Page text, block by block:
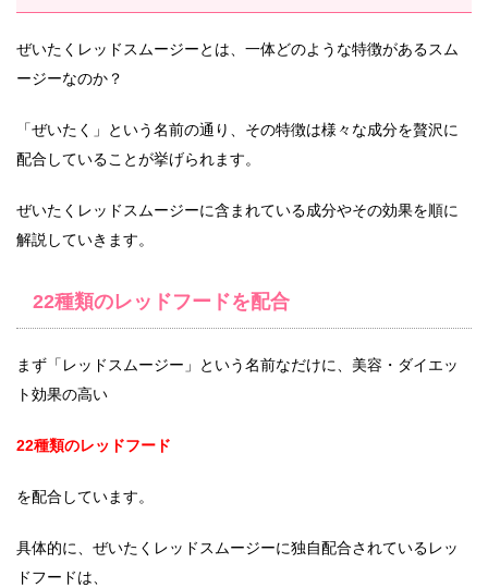
ぜいたくレッドスムージーとは、一体どのような特徴があるスム
ージーなのか？
「ぜいたく」という名前の通り、その特徴は様々な成分を贅沢に
配合していることが挙げられます。
ぜいたくレッドスムージーに含まれている成分やその効果を順に
解説していきます。
22種類のレッドフードを配合
まず「レッドスムージー」という名前なだけに、美容・ダイエッ
ト効果の高い
22種類のレッドフード
を配合しています。
具体的に、ぜいたくレッドスムージーに独自配合されているレッ
ドフードは、